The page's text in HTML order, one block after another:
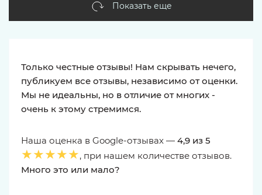
Показать еще
Только честные отзывы! Нам скрывать нечего,
публикуем все отзывы, независимо от оценки.
Мы не идеальны, но в отличие от многих -
очень к этому стремимся.
Наша оценка в Google-отзывах — 4,9 из 5
★★★★★, при нашем количестве отзывов.
Много это или мало?